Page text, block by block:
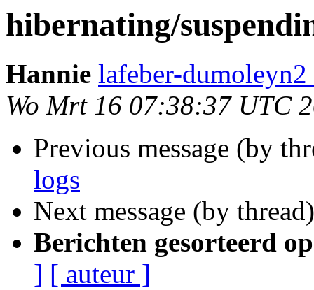
hibernating/
Hannie lafeber-
Wo Mrt 16 07:38:37 UTC
Previous message (by
logs
Next message (by
Berichten gesorteerd
] [ auteur ]